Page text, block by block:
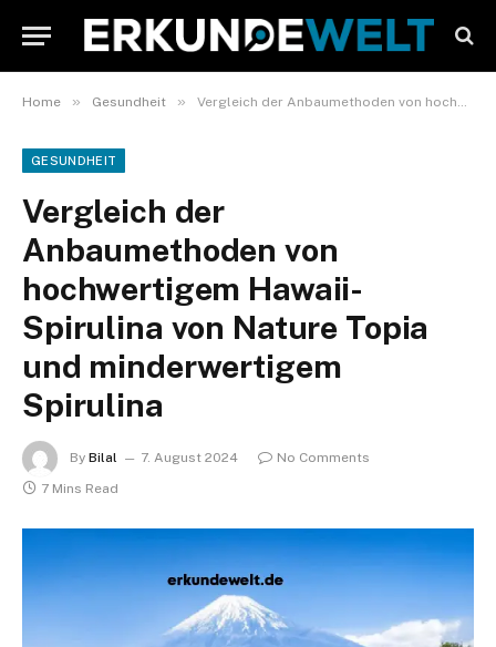
Home » Gesundheit » Vergleich der Anbaumethoden von hochwertigem Hawaii-Spirulina von Nature Topia und minderwertigem Spirulina
GESUNDHEIT
Vergleich der
Anbaumethoden von
hochwertigem Hawaii-
Spirulina von Nature Topia
und minderwertigem
Spirulina
By Bilal 7. August 2024
No Comments
7 Mins Read